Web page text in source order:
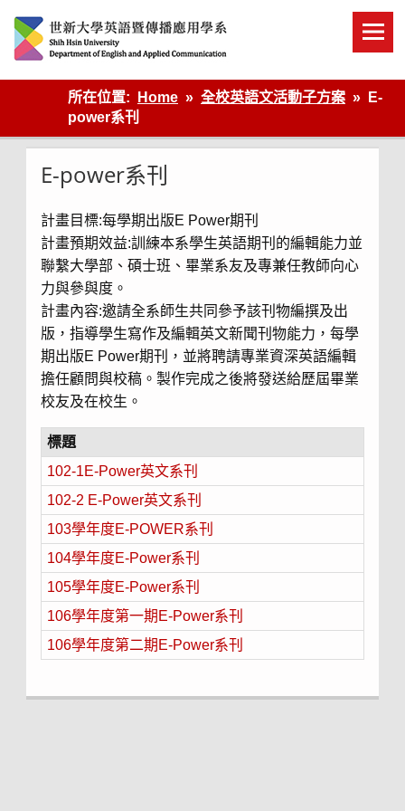
content
英語傳播
所在位置:
Home 全校英語文活動子方案
E-
power系刊
E-power系刊
計畫目標:每學期出版E Power期刊
計畫預期效益:訓練本系學生英語期刊的編輯能力並
聯繫大學部、碩士班、畢業系友及專兼任教師向心
力與參與度。
計畫內容:邀請全系師生共同參予該刊物編撰及出
版，指導學生寫作及編輯英文新聞刊物能力，每學
期出版E Power期刊，並將聘請專業資深英語編輯
擔任顧問與校稿。製作完成之後將發送給歷屆畢業
校友及在校生。
標題
102-1E-Power英文系刊
102-2 E-Power英文系刊
103學年度E-POWER系刊
104學年度E-Power系刊
105學年度E-Power系刊
106學年度第一期E-Power系刊
106學年度第二期E-Power系刊